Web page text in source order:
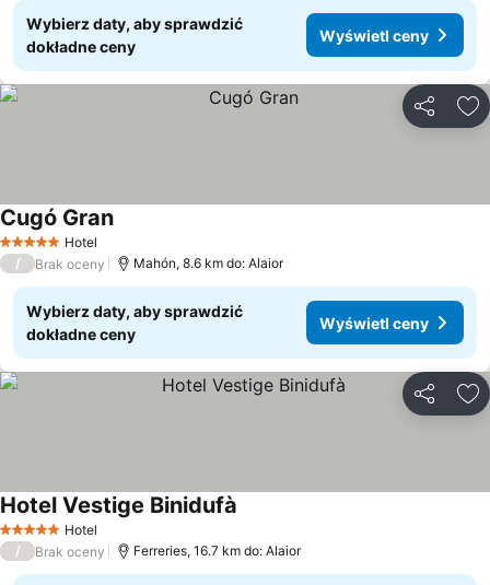
Wybierz daty, aby sprawdzić
dokładne ceny
Wyświetl ceny
5 KategoriaHotel
Cugó GranWyświetl ceny
/ Brak oceny Mahón, 8.6 km do: Alaior
Wybierz daty, aby sprawdzić
dokładne ceny
Wyświetl ceny
5 KategoriaHotel
Hotel Vestige Binidufà
/ Brak oceny Ferreries, 16.7 km do: Alaior